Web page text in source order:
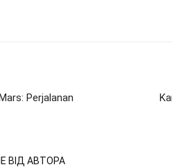
Perjalanan
ВІД АВТОРА